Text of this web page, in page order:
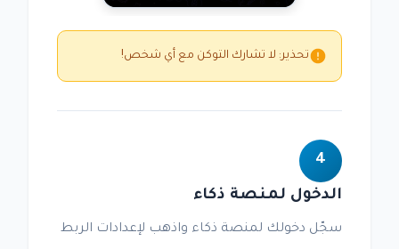
تحذير: لا تشارك التوكن مع أي شخص!
4
الدخول لمنصة ذكاء
سجّل دخولك لمنصة ذكاء واذهب لإعدادات الربط